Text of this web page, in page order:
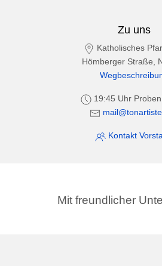
Zu uns
Katholisches
Hömberger Straße,
19:45 Uhr
Kontakt
Mit freundlicher